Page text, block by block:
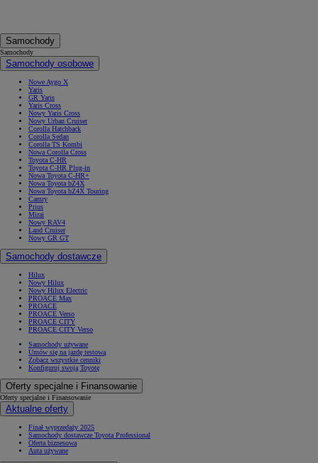
Samochody
Samochody
Samochody osobowe
Nowe Aygo X
Yaris
GR Yaris
Yaris Cross
Nowy Yaris Cross
Nowy Urban Cruiser
Corolla Hatchback
Corolla Sedan
Corolla TS Kombi
Nowa Corolla Cross
Toyota C-HR
Toyota C-HR Plug-in
Nowa Toyota C-HR+
Nowa Toyota bZ4X
Nowa Toyota bZ4X Touring
Camry
Prius
Mirai
Nowy RAV4
Land Cruiser
Nowy GR GT
Samochody dostawcze
Hilux
Nowy Hilux
Nowy Hilux Electric
PROACE Max
PROACE
PROACE Verso
PROACE CITY
PROACE CITY Verso
Samochody używane
Umów się na jazdę testową
Zobacz wszystkie cenniki
Konfiguruj swoją Toyotę
Oferty specjalne i Finansowanie
Oferty specjalne i Finansowanie
Aktualne oferty
Finał wyprzedaży 2025
Samochody dostawcze Toyota Professional
Oferta biznesowa
Auta używane